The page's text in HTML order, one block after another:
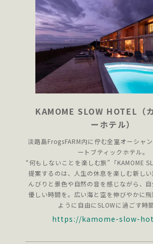
KAMOME SLOW HOTEL（
ーホテル）
淡路島FrogsFARM内に佇む全室オーシャ
ートブティックホテル。
“何もしないことを楽しむ旅”「KAMOME
提案するのは、人生の休息を楽しむ新し
んびりと景色や自然の音を感じながら、
優しい時間を。広い海と空を伸びやかに
ように自由にSLOWに過ごす時間
https://kamome-slow-